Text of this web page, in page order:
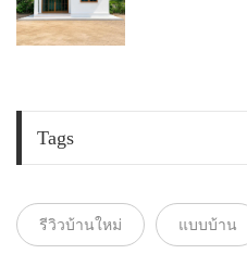
Tags
รีวิวบ้านใหม่ แบบบ้าน